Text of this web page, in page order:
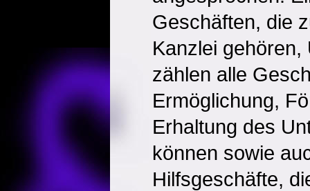
Geschäften, die
Kanzlei gehören,
zählen alle
Ermöglichung,
Erhaltung des
können sowie
Hilfsgeschäfte,